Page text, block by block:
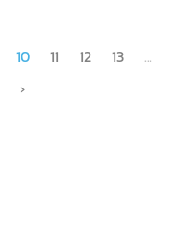
10 11 12 13
...
›